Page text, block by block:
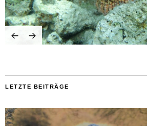
LETZTE BEITRÄGE